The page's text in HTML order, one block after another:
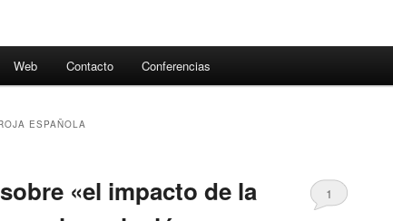
Web Contacto Conferencias
ESPAÑOLA
«el impacto de la
1